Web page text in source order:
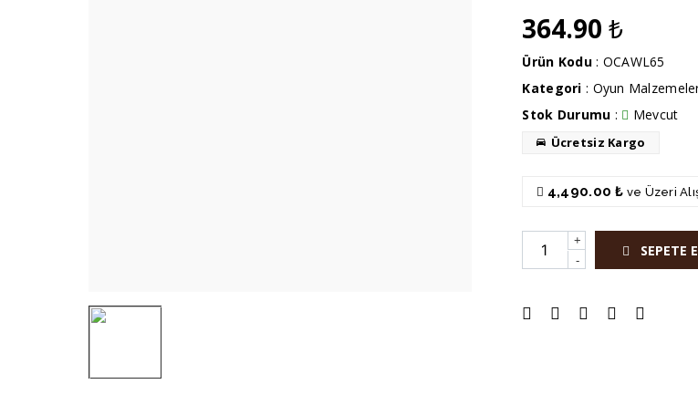
364.90₺
Ürün Kodu: OCAWL65
Kategori : Oyun
Stok Durumu : Mevcut
Ücretsiz Kargo
4,490.00 ₺ ve Üzeri
+
-
SEPETE